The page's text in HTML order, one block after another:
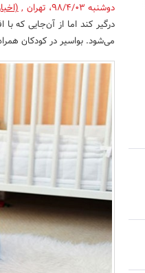
دوشنبه 98/4/03 ،تهران ,
می‌شود. بواسیر در کودکان